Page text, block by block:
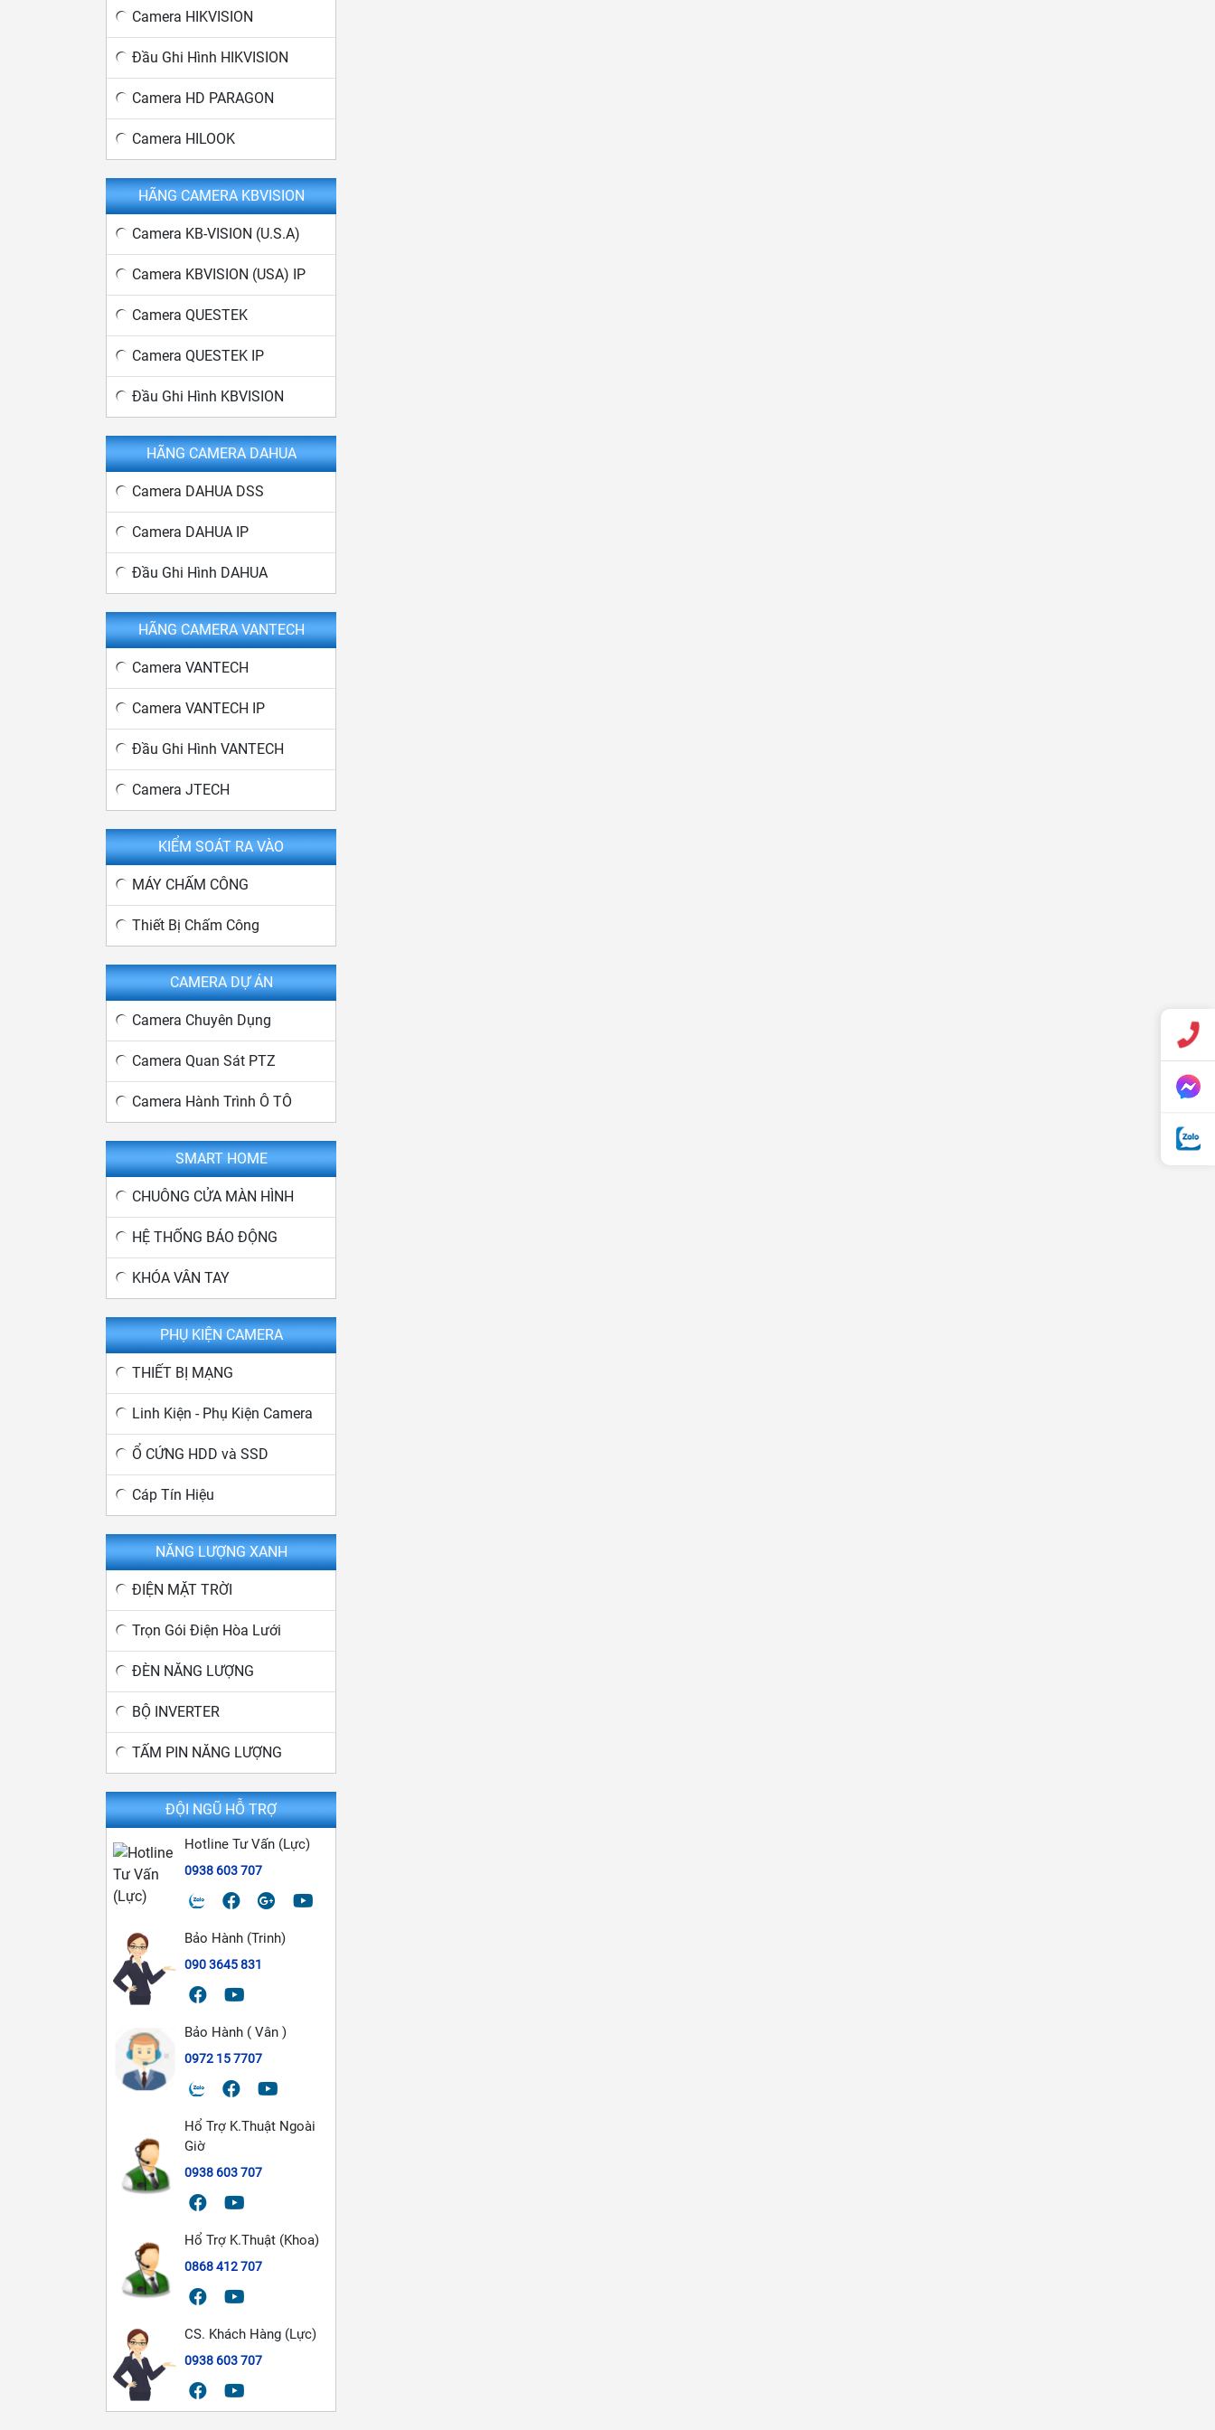
Camera HIKVISION
Đầu Ghi Hình HIKVISION
Camera HD PARAGON
Camera HILOOK
HÃNG CAMERA KBVISION
Camera KB-VISION (U.S.A)
Camera KBVISION (USA) IP
Camera QUESTEK
Camera QUESTEK IP
Đầu Ghi Hình KBVISION
HÃNG CAMERA DAHUA
Camera DAHUA DSS
Camera DAHUA IP
Đầu Ghi Hình DAHUA
HÃNG CAMERA VANTECH
Camera VANTECH
Camera VANTECH IP
Đầu Ghi Hình VANTECH
Camera JTECH
KIỂM SOÁT RA VÀO
MÁY CHẤM CÔNG
Thiết Bị Chấm Công
CAMERA DỰ ÁN
Camera Chuyên Dụng
Camera Quan Sát PTZ
Camera Hành Trình Ô TÔ
SMART HOME
CHUÔNG CỬA MÀN HÌNH
HỆ THỐNG BÁO ĐỘNG
KHÓA VÂN TAY
PHỤ KIỆN CAMERA
THIẾT BỊ MẠNG
Linh Kiện - Phụ Kiện Camera
Ổ CỨNG HDD và SSD
Cáp Tín Hiệu
NĂNG LƯỢNG XANH
ĐIỆN MẶT TRỜI
Trọn Gói Điện Hòa Lưới
ĐÈN NĂNG LƯỢNG
BỘ INVERTER
TẤM PIN NĂNG LƯỢNG
ĐỘI NGŨ HỖ TRỢ
Hotline Tư Vấn (Lực)
0938 603 707
Bảo Hành (Trinh)
090 3645 831
Bảo Hành ( Vân )
0972 15 7707
Hổ Trợ K.Thuật Ngoài
Giờ
0938 603 707
Hổ Trợ K.Thuật (Khoa)
0868 412 707
CS. Khách Hàng (Lực)
0938 603 707